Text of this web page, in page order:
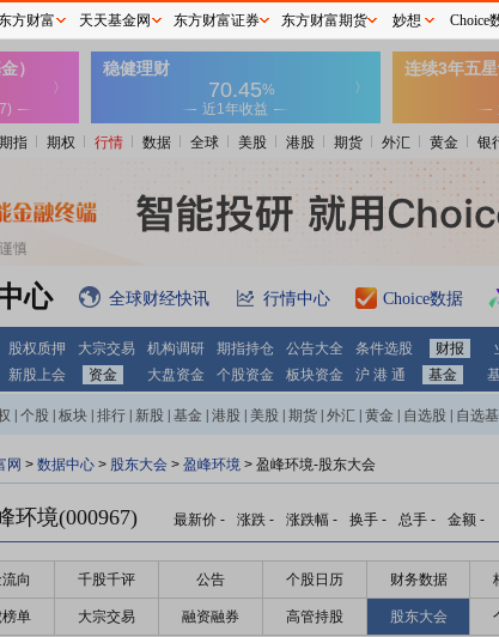
期指 期权 行情 数据 全球 美股 港股 期货 外汇 黄金 银
心 全球财经快讯 行情中心 Choice数据
股权质押 大宗交易 机构调研 期指持仓 公告大全 条件选股 财报
新股上会 资金 大盘资金 个股资金 板块资金 沪 港 通 基金
个股 板块 排行 新股 基金 港股 美股 期货 外汇 黄金 自选股 自选
网 > 数据中心 > 股东大会 > 盈峰环境 > 盈峰环境-股东大会
环境(000967) 最新价 - 涨跌 - 涨跌幅 - 换手 - 总手 - 金额 -
向 千股千评 公告 个股日历 财务数据
单 大宗交易 融资融券 高管持股 股东大会
方财富 天天基金网 东方财富证券 东方财富期货 妙想 Choice